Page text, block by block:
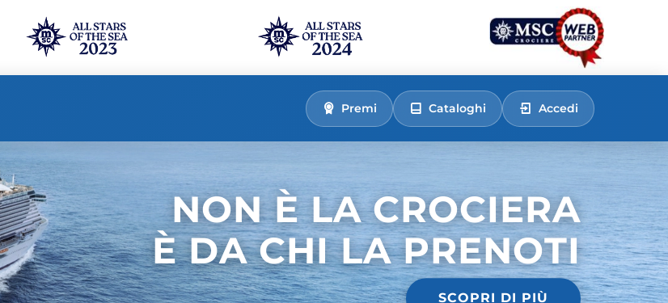
Premi Cataloghi Accedi
NON È LA CROCIERA
È DA CHI LA PRENOTI
SCOPRI DI PIÙ